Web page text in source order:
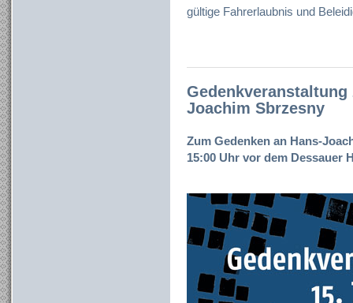
gültige Fahrerlaubnis und
Gedenkveranstaltung
Joachim Sbrzesny
Zum Gedenken an Hans-
15:00 Uhr vor dem Dessauer